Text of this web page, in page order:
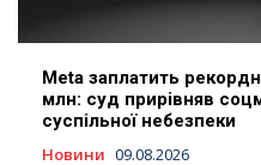
Meta заплатить
млн: суд прирівняв
суспільної небезпеки
Новини 09.08.2026